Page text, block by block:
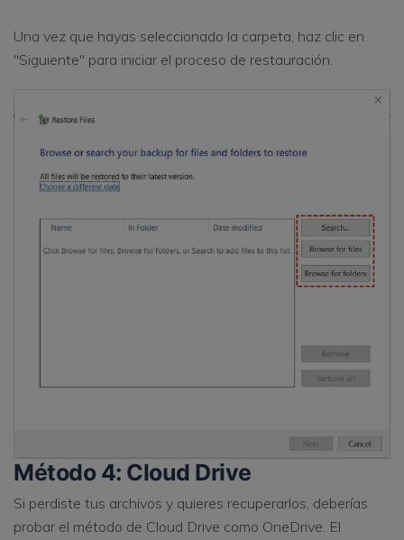
Una vez que hayas seleccionado la carpeta, haz clic en
"Siguiente" para iniciar el proceso de restauración.
Método 4: Cloud Drive
Si perdiste tus archivos y quieres recuperarlos, deberías
probar el método de Cloud Drive como OneDrive. El